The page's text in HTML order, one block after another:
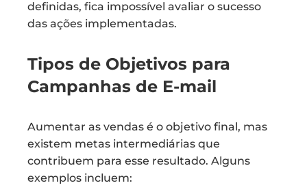
definidas, fica impossível avaliar o sucesso
das ações implementadas.
Tipos de Objetivos para
Campanhas de E-mail
Aumentar as vendas é o objetivo final, mas
existem metas intermediárias que
contribuem para esse resultado. Alguns
exemplos incluem: